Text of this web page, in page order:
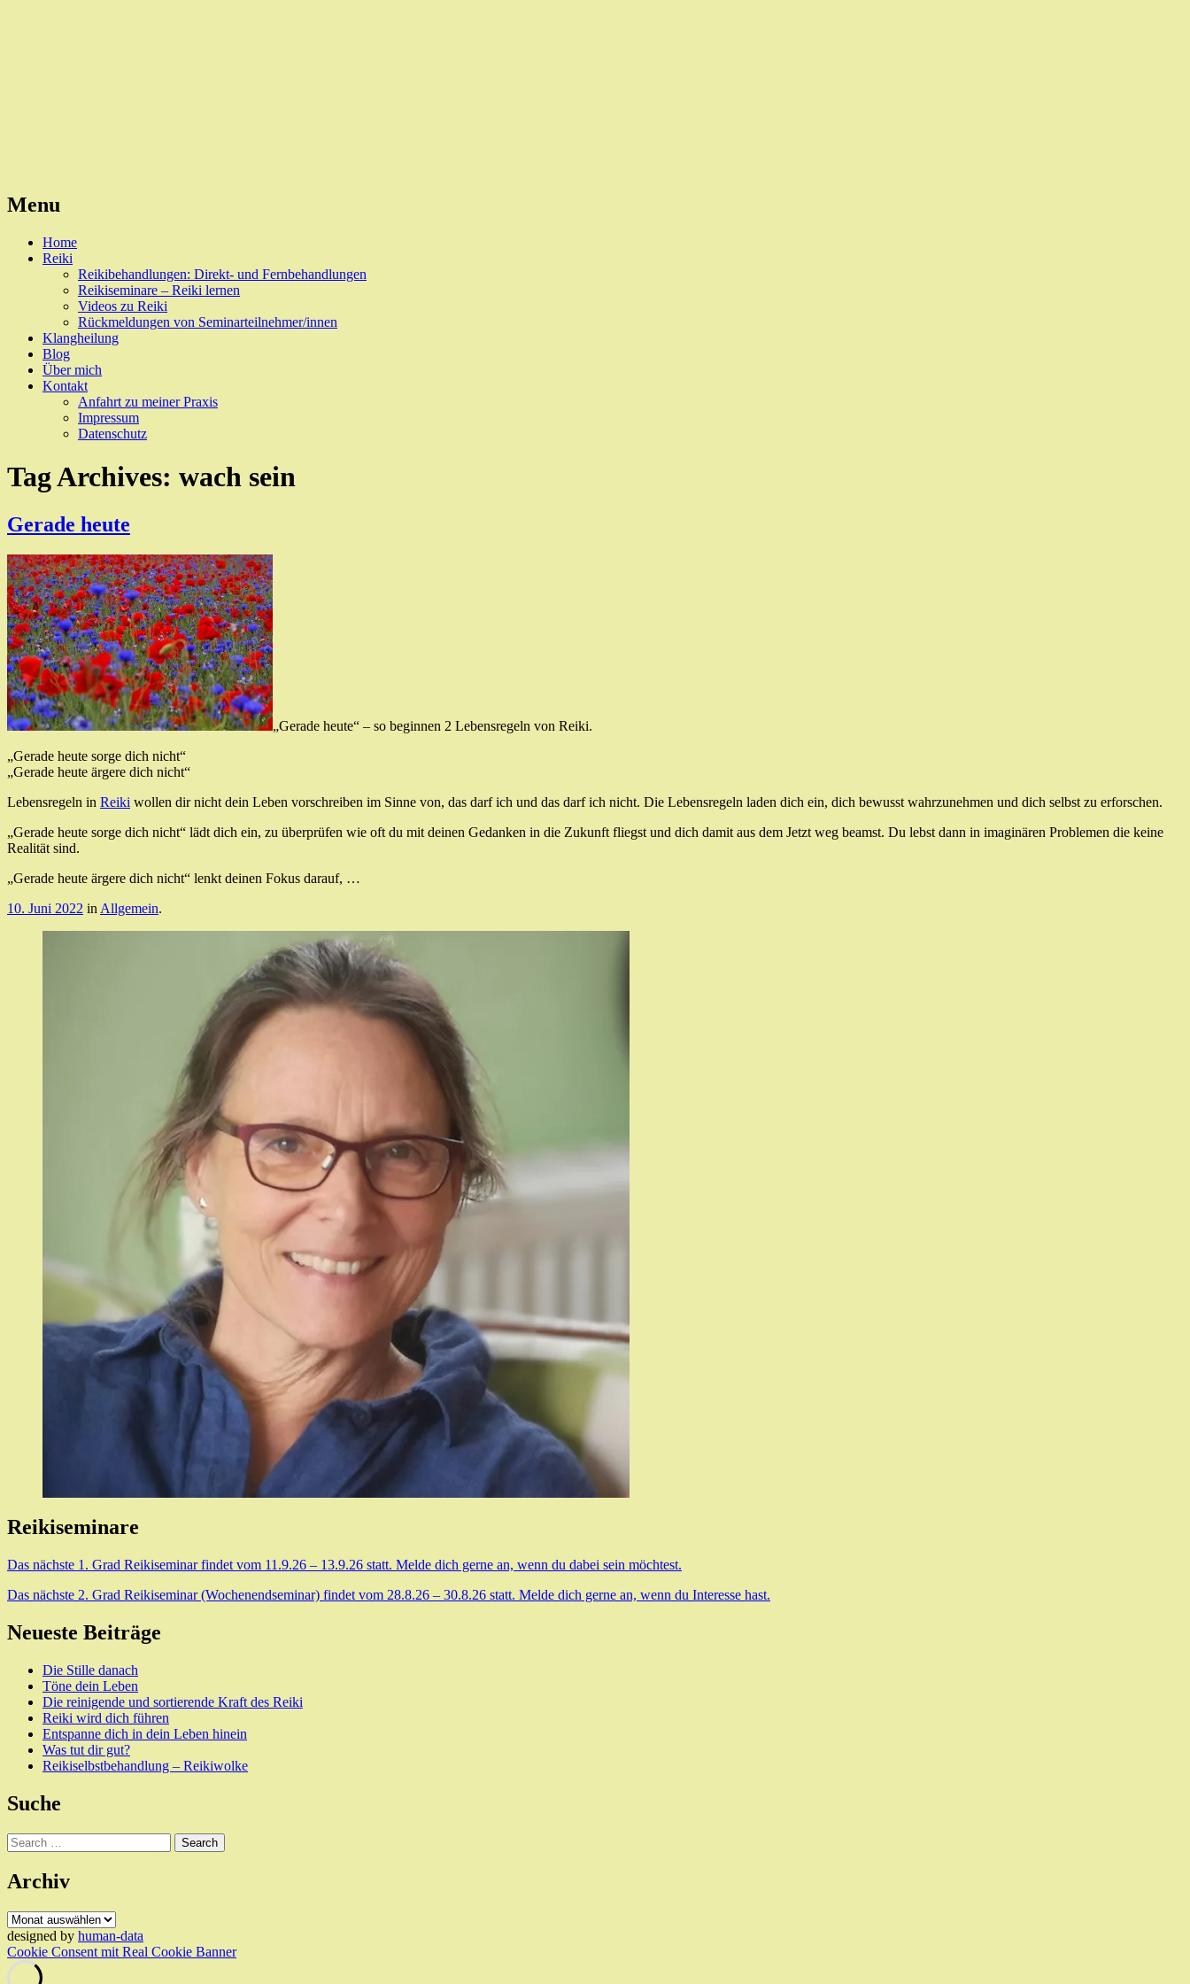
Menu
Skip
Home
Reiki
Reikibehandlungen: Direkt- und Fernbehandlungen
Reikiseminare – Reiki lernen
Videos zu Reiki
Rückmeldungen von Seminarteilnehmer/innen
Klangheilung
Blog
Über mich
Kontakt
Anfahrt zu meiner Praxis
Impressum
Datenschutz
Tag Archives: wach sein
Gerade heute
„Gerade heute“ – so beginnen 2 Lebensregeln von Reiki.
„Gerade heute sorge dich nicht“
„Gerade heute ärgere dich nicht“
Lebensregeln in Reiki wollen dir nicht dein Leben vorschreiben im Sinne von, das darf ich und das darf ich nicht. Die Lebensregeln laden dich ein, dich bewusst wahrzunehmen und dich selbst zu erforschen.
„Gerade heute sorge dich nicht“ lädt dich ein, zu überprüfen wie oft du mit deinen Gedanken in die Zukunft fliegst und dich damit aus dem Jetzt weg beamst. Du lebst dann in imaginären Problemen die keine
Realität sind.
„Gerade heute ärgere dich nicht“ lenkt deinen Fokus darauf, …
10. Juni 2022 in Allgemein.
Reikiseminare
Das nächste 1. Grad Reikiseminar findet vom 11.9.26 – 13.9.26 statt. Melde dich gerne an, wenn du dabei sein möchtest.
Das nächste 2. Grad Reikiseminar (Wochenendseminar) findet vom 28.8.26 – 30.8.26 statt. Melde dich gerne an, wenn du Interesse hast.
Neueste Beiträge
Die Stille danach
Töne dein Leben
Die reinigende und sortierende Kraft des Reiki
Reiki wird dich führen
Entspanne dich in dein Leben hinein
Was tut dir gut?
Reikiselbstbehandlung – Reikiwolke
Suche
Search
Archiv
Archiv
designed by human-data
Cookie Consent mit Real Cookie Banner